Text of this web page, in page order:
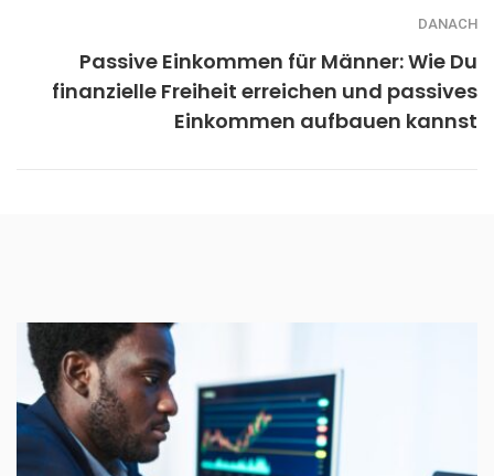
DANACH
Passive Einkommen für Männer: Wie Du
finanzielle Freiheit erreichen und passives
Einkommen aufbauen kannst